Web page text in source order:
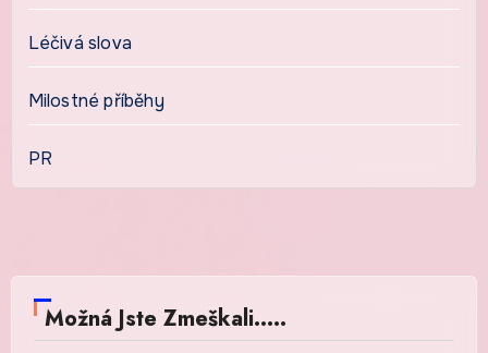
Léčivá slova
Milostné příběhy
PR
Možná Jste Zmeškali.....